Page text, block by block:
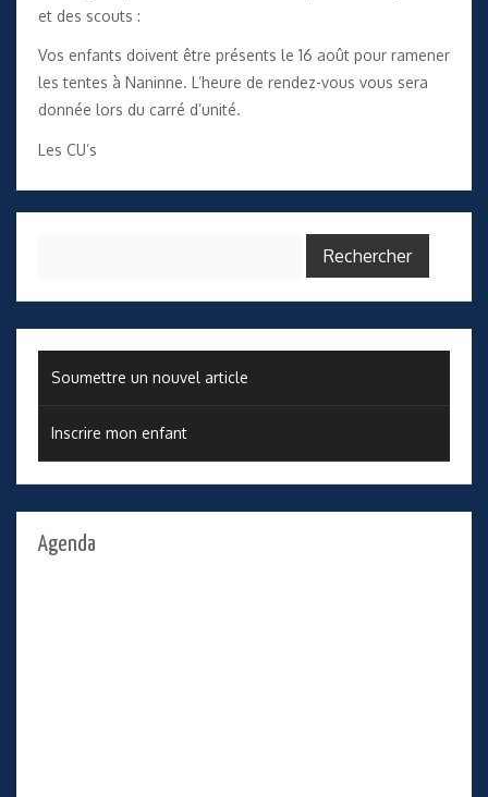
et des scouts :
Vos enfants doivent être présents le 16 août pour ramener
les tentes à Naninne. L’heure de rendez-vous vous sera
donnée lors du carré d’unité.
Les CU’s
Soumettre un nouvel article
Inscrire mon enfant
Agenda